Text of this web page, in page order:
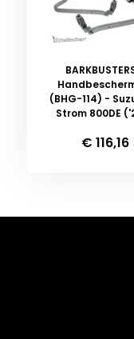
(BHG-114) -
Strom 800DE
€ 116,16